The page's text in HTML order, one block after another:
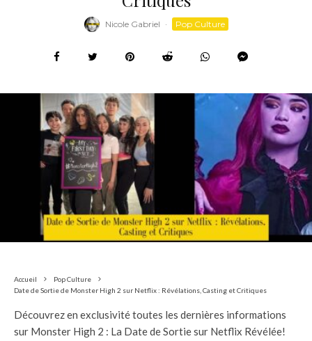
Nicole Gabriel · Pop Culture
Accueil
Pop Culture
Date de Sortie de Monster High 2 sur Netflix : Révélations, Casting et Critiques
Découvrez en exclusivité toutes les dernières informations
sur Monster High 2 : La Date de Sortie sur Netflix Révélée!